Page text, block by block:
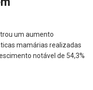
um aumento
mamárias realizadas
notável de 54,3%